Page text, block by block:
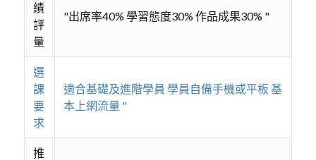
績
評
量
"出席率40% 學習態度30% 作品成果30% "
選
課
要
求
適合基礎及進階學員 學員自備手機或平板 基
本上網流量 "
推